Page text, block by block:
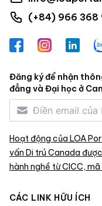
(+84) 966 368
FacebookInstagramLinkedIn
Đăng ký để nhận
đẳng và Đại học ở
Hoạt động của LOA
vấn Di trú Canada
hành nghề từ CICC,
CÁC LINK HỮU ÍCH